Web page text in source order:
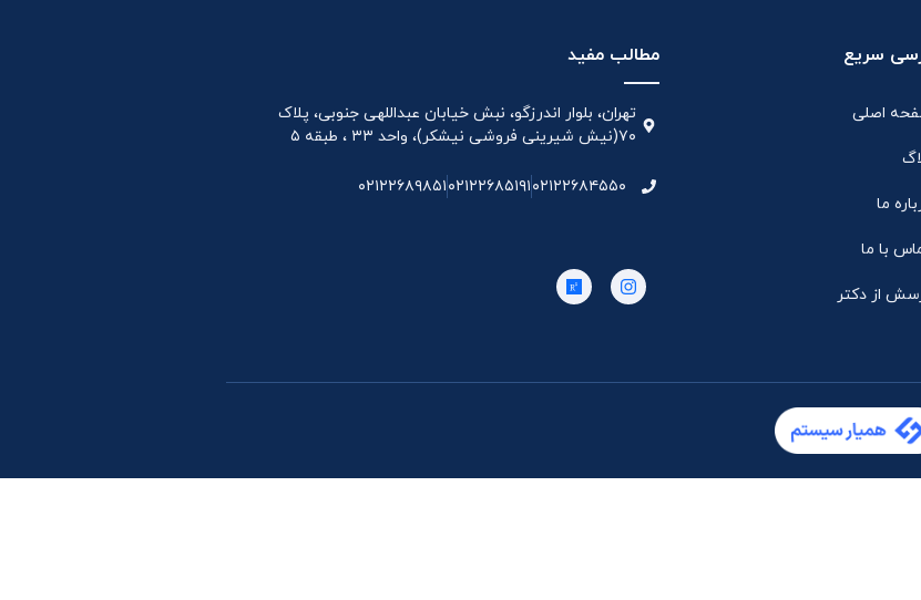
سریع
اصلی
ما
با ما
از دکتر
مطالب مفید
تهران، بلوار اندرزگو، نبش خیابان عبداللهی جنوبی، پلاک
۷۰(نیش شیرینی فروشی نیشکر)، واحد ۳۳ ، طبقه ۵
۰۲۱۲۲۶۸۴۵۵۰۰۲۱۲۲۶۸۵۱۹۱۰۲۱۲۲۶۸۹۸۵۱